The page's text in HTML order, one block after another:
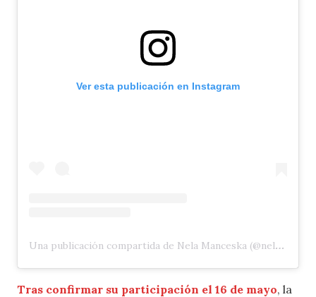
Ver esta publicación en Instagram
Una publicación compartida de Nela Manceska (@nela.m14)
Tras confirmar su participación el 16 de mayo, la